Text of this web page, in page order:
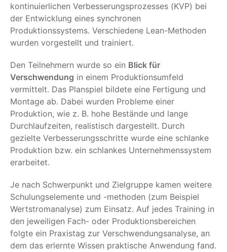
kontinuierlichen Verbesserungsprozesses (KVP) bei
der Entwicklung eines synchronen
Produktionssystems. Verschiedene Lean-Methoden
wurden vorgestellt und trainiert.
Den Teilnehmern wurde so ein Blick für
Verschwendung in einem Produktionsumfeld
vermittelt. Das Planspiel bildete eine Fertigung und
Montage ab. Dabei wurden Probleme einer
Produktion, wie z. B. hohe Bestände und lange
Durchlaufzeiten, realistisch dargestellt. Durch
gezielte Verbesserungsschritte wurde eine schlanke
Produktion bzw. ein schlankes Unternehmenssystem
erarbeitet.
Je nach Schwerpunkt und Zielgruppe kamen weitere
Schulungselemente und -methoden (zum Beispiel
Wertstromanalyse) zum Einsatz. Auf jedes Training in
den jeweiligen Fach- oder Produktionsbereichen
folgte ein Praxistag zur Verschwendungsanalyse, an
dem das erlernte Wissen praktische Anwendung fand.